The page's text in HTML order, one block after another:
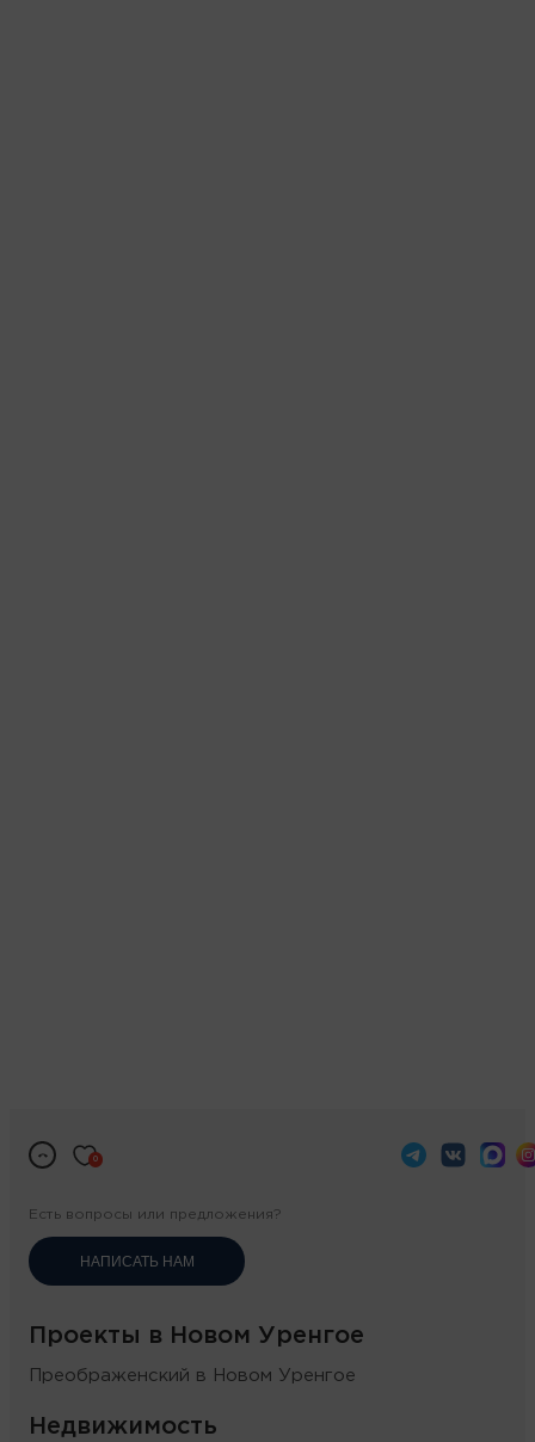
0
Есть вопросы или предложения?
НАПИСАТЬ НАМ
Проекты в Новом Уренгое
Преображенский в Новом Уренгое
Недвижимость